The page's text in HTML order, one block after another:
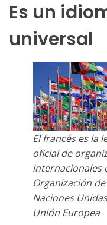
Es un
universal
El francés es la
oficial de
internacionales
Organización
Naciones
Unión Europea